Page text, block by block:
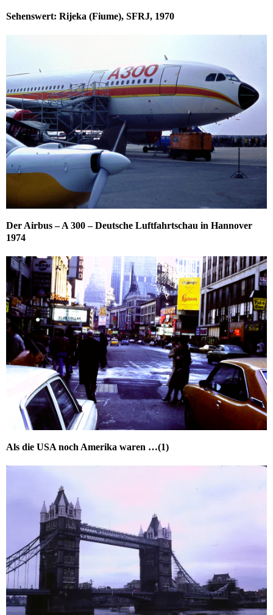
Sehenswert: Rijeka (Fiume), SFRJ, 1970
Der Airbus – A 300 – Deutsche Luftfahrtschau in Hannover
1974
Als die USA noch Amerika waren …(1)